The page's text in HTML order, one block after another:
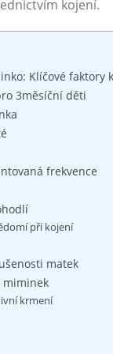
kojení.
Klíčové faktory
3měsíční děti
frekvence
při kojení
matek
krmení